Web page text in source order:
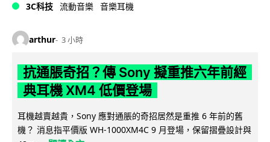
3C科技 流動音樂 音樂耳機
arthur 3 小時
抗通脹奇招？傳 Sony 擬重推六年前經
典耳機 XM4 低價登場
耳機越賣越貴，Sony 應對通脹的奇招居然是重推 6 年前的舊
機？ 消息指平價版 WH-1000XM4C 9 月登場，保留摺疊設計與